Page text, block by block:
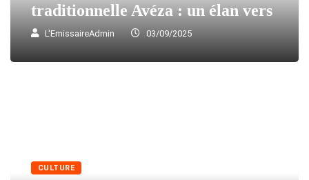
traditionnelle Avéza : un élan vers
L'EmissaireAdmin 03/09/2025
CULTURE